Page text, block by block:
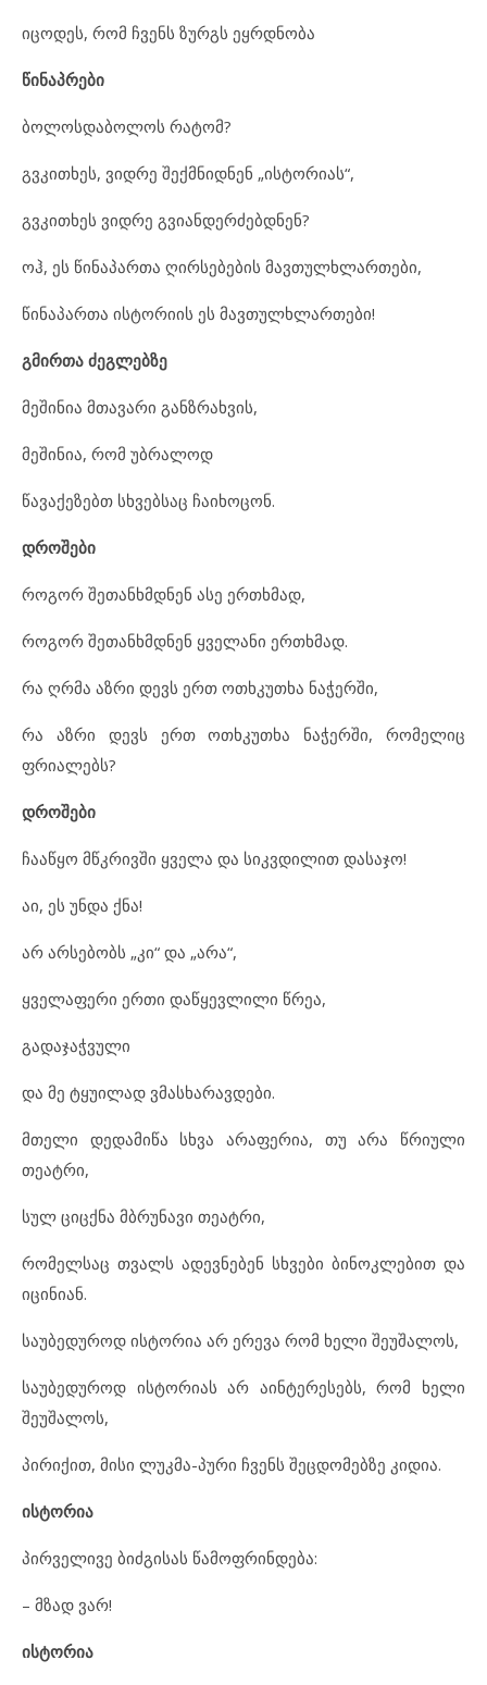
იცოდეს, რომ ჩვენს ზურგს ეყრდნობა
წინაპრები
ბოლოსდაბოლოს რატომ?
გვკითხეს, ვიდრე შექმნიდნენ „ისტორიას“,
გვკითხეს ვიდრე გვიანდერძებდნენ?
ოჰ, ეს წინაპართა ღირსებების მავთულხლართები,
წინაპართა ისტორიის ეს მავთულხლართები!
გმირთა ძეგლებზე
მეშინია მთავარი განზრახვის,
მეშინია, რომ უბრალოდ
წავაქეზებთ სხვებსაც ჩაიხოცონ.
დროშები
როგორ შეთანხმდნენ ასე ერთხმად,
როგორ შეთანხმდნენ ყველანი ერთხმად.
რა ღრმა აზრი დევს ერთ ოთხკუთხა ნაჭერში,
რა აზრი დევს ერთ ოთხკუთხა ნაჭერში, რომელიც
ფრიალებს?
დროშები
ჩააწყო მწკრივში ყველა და სიკვდილით დასაჯო!
აი, ეს უნდა ქნა!
არ არსებობს „კი“ და „არა“,
ყველაფერი ერთი დაწყევლილი წრეა,
გადაჯაჭვული
და მე ტყუილად ვმასხარავდები.
მთელი დედამიწა სხვა არაფერია, თუ არა წრიული
თეატრი,
სულ ციცქნა მბრუნავი თეატრი,
რომელსაც თვალს ადევნებენ სხვები ბინოკლებით და
იცინიან.
საუბედუროდ ისტორია არ ერევა რომ ხელი შეუშალოს,
საუბედუროდ ისტორიას არ აინტერესებს, რომ ხელი
შეუშალოს,
პირიქით, მისი ლუკმა-პური ჩვენს შეცდომებზე კიდია.
ისტორია
პირველივე ბიძგისას წამოფრინდება:
– მზად ვარ!
ისტორია